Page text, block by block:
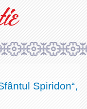
Spiridon“,